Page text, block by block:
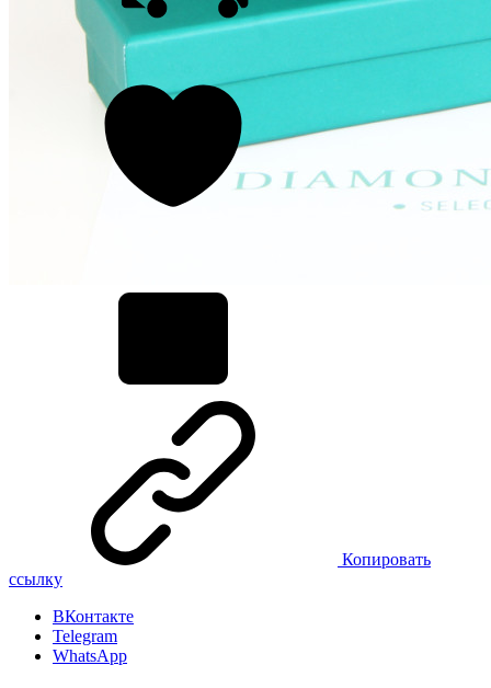
Копировать
ссылку
ВКонтакте
Telegram
WhatsApp